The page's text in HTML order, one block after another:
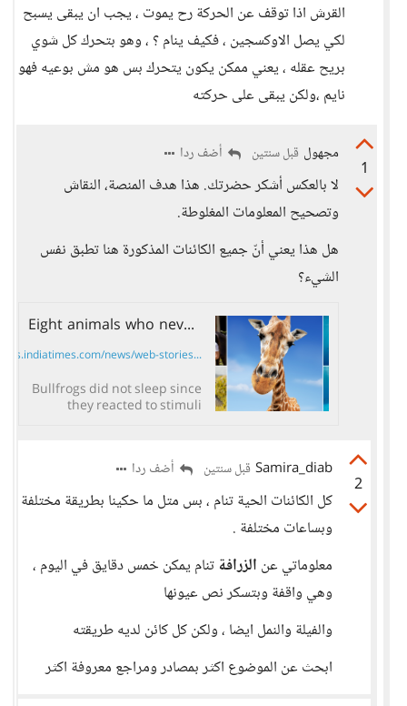
القرش اذا توقف عن الحركة رح يموت ، يجب ان يبقى يسبح
لكي يصل الاوكسجين ، فكيف ينام ؟ ، وهو بتحرك كل شوي
بريح عقله ، يعني ممكن يكون يتحرك بس هو مش بوعيه فهو
نايم ،ولكن يبقى على حركته
1
مجهول قبل سنتين أضف ردا
لا بالعكس أشكر حضرتك. هذا هدف المنصة، النقاش
وتصحيح المعلومات المغلوطة.
هل هذا يعني أنّ جميع الكائنات المذكورة هنا تطبق نفس
الشيء؟
​Eight animals who never sleep
news/web-stories...
Bullfrogs did not sleep since
they reacted to stimuli
a form of binge sleeping
after...
2
Samira_diab قبل سنتين أضف ردا
كل الكائنات الحية تنام ، بس متل ما حكينا بطريقة مختلفة
وبساعات مختلفة .
معلوماتي عن الزرافة تنام يمكن خمس دقايق في اليوم ،
وهي واقفة وبتسكر نص عيونها
والفيلة والنمل ايضا ، ولكن كل كائن لديه طريقته
ابحث عن الموضوع اكثر بمصادر ومراجع معروفة اكثر